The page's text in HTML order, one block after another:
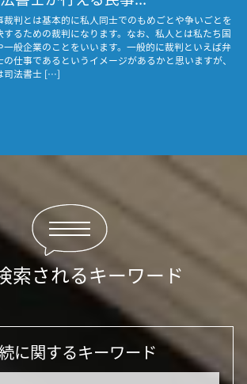
裁判とは基本的に私人同士でのもめごとや争いごとを
するための裁判になります。なお、私人とは私たち国
一般企業のことをいいます。一般的に裁判といえば弁
の仕事であるというイメージがあるかと思いますが、
司法書士 […]
索されるキーワード
に関するキーワード